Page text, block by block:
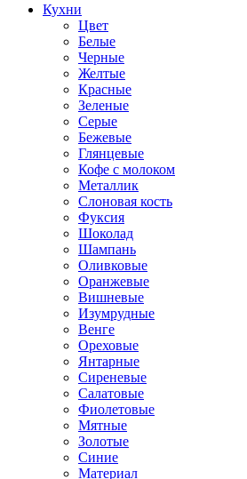
Кухни
Цвет
Белые
Черные
Желтые
Красные
Зеленые
Серые
Бежевые
Глянцевые
Кофе с молоком
Металлик
Слоновая кость
Фуксия
Шоколад
Шампань
Оливковые
Оранжевые
Вишневые
Изумрудные
Венге
Ореховые
Янтарные
Сиреневые
Салатовые
Фиолетовые
Мятные
Золотые
Синие
Материал